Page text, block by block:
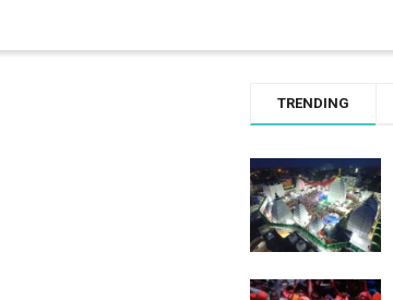
TRENDING